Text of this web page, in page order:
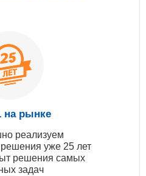
на рынке
реализуем
решения уже 25 лет
решения самых
задач